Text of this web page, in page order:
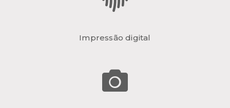
Impressão digital